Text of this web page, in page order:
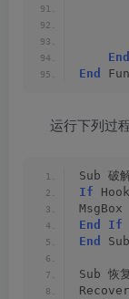
End
End
运行下列过
Sub 破
If
MsgBox
End
If
End
Sub
Sub 恢复